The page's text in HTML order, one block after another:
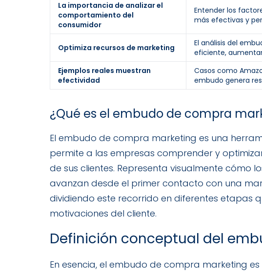
La importancia de analizar el
comportamiento del
consumidor
Entender los
más efectivas y
Optimiza recursos de marketing
El análisis del
eficiente,
Ejemplos reales muestran
efectividad
Casos como
embudo genera
¿Qué es el embudo de compra
El embudo de compra marketing es una
permite a las empresas comprender y
de sus clientes. Representa visualmente cómo
avanzan desde el primer contacto con una
dividiendo este recorrido en diferentes etapas
motivaciones del cliente.
Definición conceptual del
En esencia, el embudo de compra marketing